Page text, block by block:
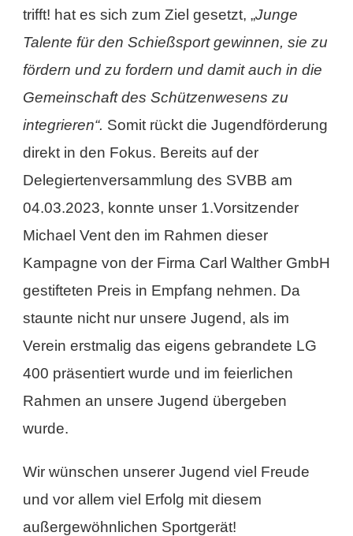
trifft! hat es sich zum Ziel gesetzt, „Junge
Talente für den Schießsport gewinnen, sie zu
fördern und zu fordern und damit auch in die
Gemeinschaft des Schützenwesens zu
integrieren“. Somit rückt die Jugendförderung
direkt in den Fokus. Bereits auf der
Delegiertenversammlung des SVBB am
04.03.2023, konnte unser 1.Vorsitzender
Michael Vent den im Rahmen dieser
Kampagne von der Firma Carl Walther GmbH
gestifteten Preis in Empfang nehmen. Da
staunte nicht nur unsere Jugend, als im
Verein erstmalig das eigens gebrandete LG
400 präsentiert wurde und im feierlichen
Rahmen an unsere Jugend übergeben
wurde.
Wir wünschen unserer Jugend viel Freude
und vor allem viel Erfolg mit diesem
außergewöhnlichen Sportgerät!